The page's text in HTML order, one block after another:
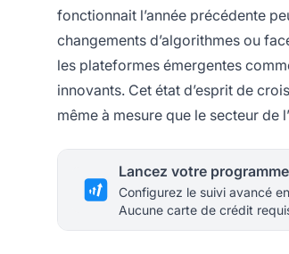
fonctionnait l’année précédente
changements d’algorithmes ou
les plateformes émergentes
innovants. Cet état d’esprit de
même à mesure que le secteur de
Configurez le suivi avancé
Aucune carte de crédit